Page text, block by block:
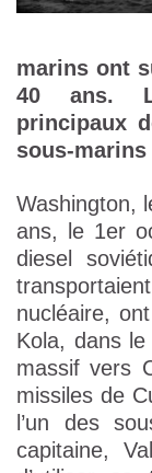
marins ont
40 ans.
principaux
sous-
Washington,
ans, le 1er
diesel
nucléaire,
Kola, dans
massif vers
missiles de
l’un des
capitaine,